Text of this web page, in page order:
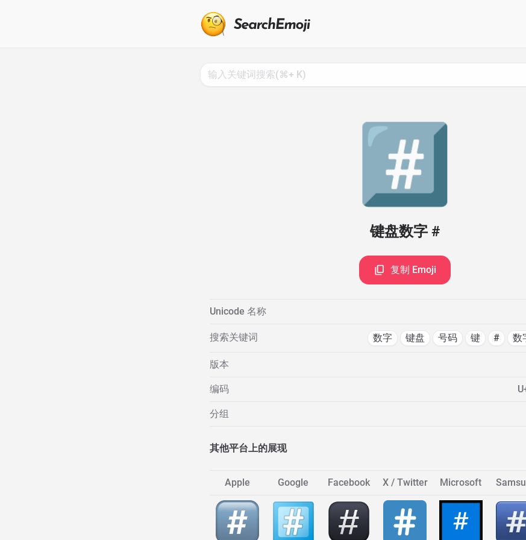
#️⃣
键盘数字 #
复制 Emoji
Unicode 名称
搜索关键词 数字 键盘 号码 键 # 数
版本
编码
分组
其他平台上的展现
Apple Google Facebook X / Twitter Microsoft